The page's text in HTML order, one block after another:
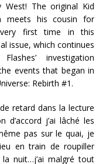
West! The original Kid
meets his cousin for
first time in this
issue, which continues
investigation
events that began in
Rebirth #1.
retard dans la lecture
j’ai lâché les
pas sur le quai, je
en train de roupiller
nuit…j’ai malgré tout